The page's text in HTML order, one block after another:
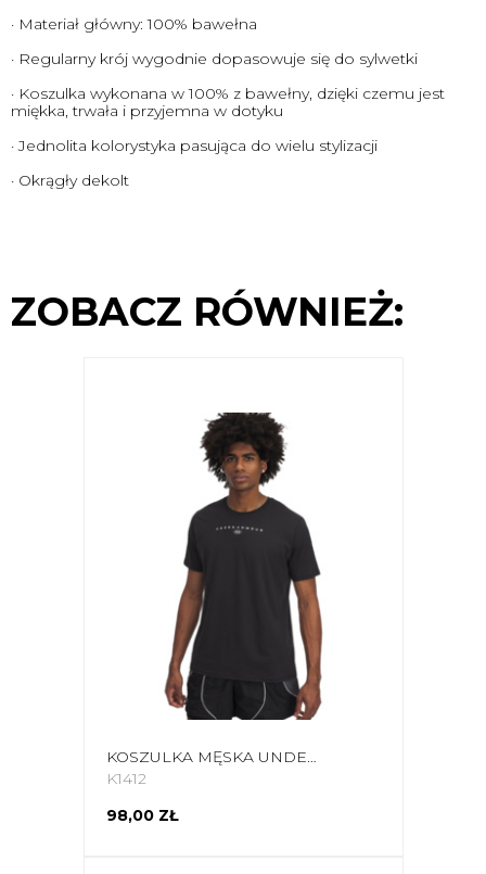
· Materiał główny: 100% bawełna
· Regularny krój wygodnie dopasowuje się do sylwetki
· Koszulka wykonana w 100% z bawełny, dzięki czemu jest
miękka, trwała i przyjemna w dotyku
· Jednolita kolorystyka pasująca do wielu stylizacji
· Okrągły dekolt
ZOBACZ RÓWNIEŻ:
KOSZULKA MĘSKA UNDER ARMOUR STACKED LOGO SS CZARNA 6000211 001
K1412
98,00 ZŁ